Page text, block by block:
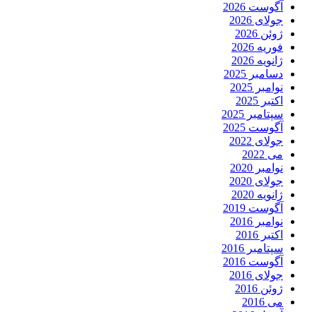
آگوست 2026
جولای 2026
ژوئن 2026
فوریه 2026
ژانویه 2026
دسامبر 2025
نوامبر 2025
اکتبر 2025
سپتامبر 2025
آگوست 2025
جولای 2022
می 2022
نوامبر 2020
جولای 2020
ژانویه 2020
آگوست 2019
نوامبر 2016
اکتبر 2016
سپتامبر 2016
آگوست 2016
جولای 2016
ژوئن 2016
می 2016